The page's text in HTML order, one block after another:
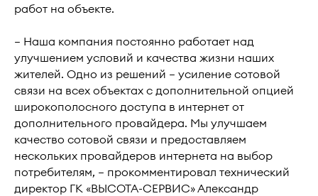
работ на объекте.
— Наша компания постоянно работает над
улучшением условий и качества жизни наших
жителей. Одно из решений — усиление сотовой
связи на всех объектах с дополнительной опцией
широкополосного доступа в интернет от
дополнительного провайдера. Мы улучшаем
качество сотовой связи и предоставляем
нескольких провайдеров интернета на выбор
потребителям, — прокомментировал технический
директор ГК «ВЫСОТА-СЕРВИС» Александр